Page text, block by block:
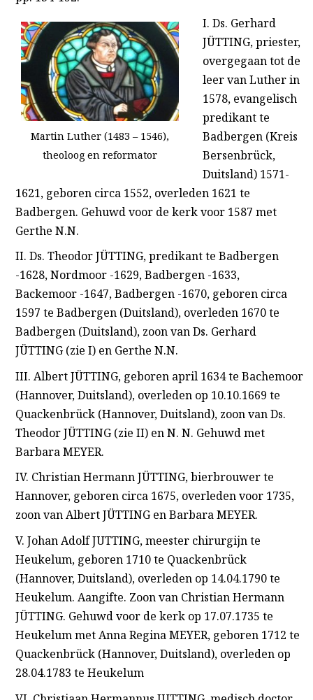
Martin Luther (1483 – 1546),
theoloog en reformator
I. Ds. Gerhard
JÜTTING, priester,
overgegaan tot de
leer van Luther in
1578, evangelisch
predikant te
Badbergen (Kreis
Bersenbrück,
Duitsland) 1571-
1621, geboren circa 1552, overleden 1621 te
Badbergen. Gehuwd voor de kerk voor 1587 met
Gerthe N.N.
II. Ds. Theodor JÜTTING, predikant te Badbergen
-1628, Nordmoor -1629, Badbergen -1633,
Backemoor -1647, Badbergen -1670, geboren circa
1597 te Badbergen (Duitsland), overleden 1670 te
Badbergen (Duitsland), zoon van Ds. Gerhard
JÜTTING (zie I) en Gerthe N.N.
III. Albert JÜTTING, geboren april 1634 te Bachemoor
(Hannover, Duitsland), overleden op 10.10.1669 te
Quackenbrück (Hannover, Duitsland), zoon van Ds.
Theodor JÜTTING (zie II) en N. N. Gehuwd met
Barbara MEYER.
IV. Christian Hermann JÜTTING, bierbrouwer te
Hannover, geboren circa 1675, overleden voor 1735,
zoon van Albert JÜTTING en Barbara MEYER.
V. Johan Adolf JUTTING, meester chirurgijn te
Heukelum, geboren 1710 te Quackenbrück
(Hannover, Duitsland), overleden op 14.04.1790 te
Heukelum. Aangifte. Zoon van Christian Hermann
JÜTTING. Gehuwd voor de kerk op 17.07.1735 te
Heukelum met Anna Regina MEYER, geboren 1712 te
Quackenbrück (Hannover, Duitsland), overleden op
28.04.1783 te Heukelum